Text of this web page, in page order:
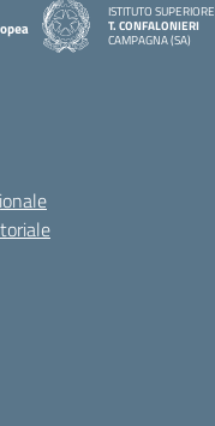
ISTITUTO SUPERIORE
T. CONFALONIERI
CAMPAGNA (SA)